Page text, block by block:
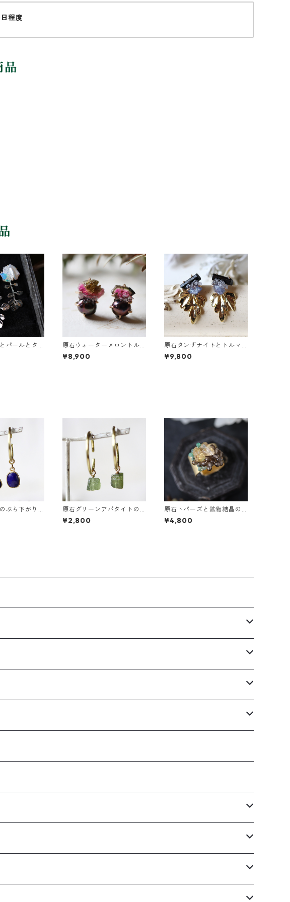
日程度
品
パールとタ
ピアス
原石ウォーターメロントル
マリンとパールのピアス
¥8,900
原石タンザナイトとトルマ
リンとクレマチスの葉ピア
ス
¥9,800
ぶら下がり
原石グリーンアパタイトの
ぶら下がりイヤーカフ
¥2,800
原石トパーズと鉱物結晶の
真鍮幅広イヤーカフ
¥4,800